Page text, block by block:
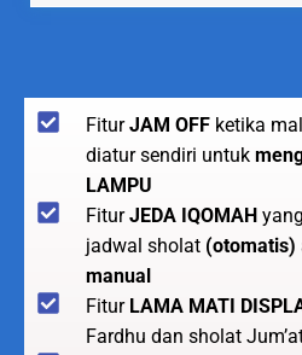
FiturJAM OFF ketika
diatur sendiri untuk
LAMPU
FiturJEDA IQOMAH
jadwal sholat (otomatis)
manual
Fitur LAMA MATI
Fardhu dan sholat